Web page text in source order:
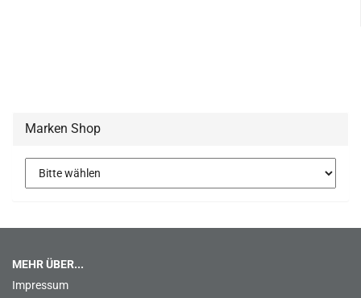
Marken Shop
MEHR ÜBER...
Impressum